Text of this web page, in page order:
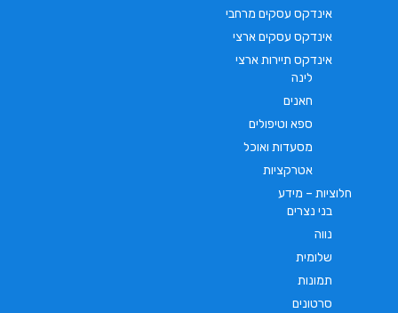
אינדקס עסקים מרחבי
אינדקס עסקים ארצי
אינדקס תיירות ארצי
לינה
חאנים
ספא וטיפולים
מסעדות ואוכל
אטרקציות
חלוציות – מידע
בני נצרים
נווה
שלומית
תמונות
סרטונים